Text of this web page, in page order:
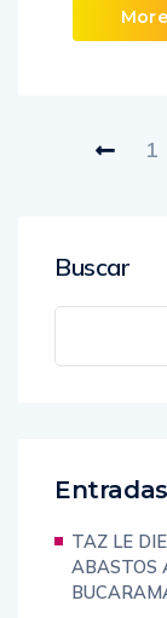
More
1
Buscar
TAZ LE
ABASTOS